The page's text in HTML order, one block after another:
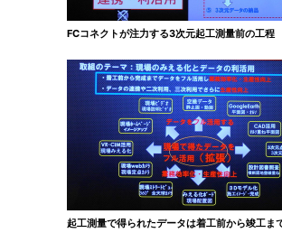
FCコネクトが注力する3次元起工測量前の工程
起工測量で得られたデータは着工前から竣工ま